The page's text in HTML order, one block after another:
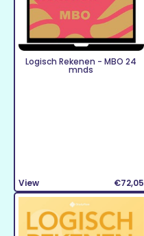
Logisch Rekenen - MBO 24
mnds
View €72,05